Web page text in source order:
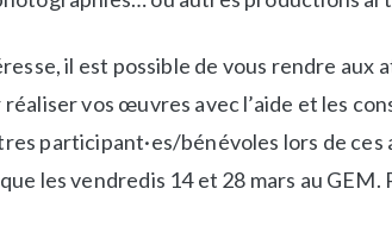
il est possible de vous rendre aux
vos œuvres avec l’aide et les
participant·es/bénévoles lors de ces
les vendredis 14 et 28 mars au GEM.